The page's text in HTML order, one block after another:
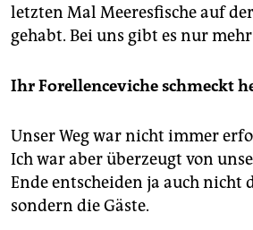
letzten Mal Meeresfische auf
gehabt. Bei uns gibt es nur
Ihr Forellenceviche schmeckt
Unser Weg war nicht immer
Ich war aber überzeugt von
Ende entscheiden ja auch nicht
sondern die Gäste.